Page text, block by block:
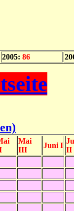
2005: 86
Mai
III
Juni I
II